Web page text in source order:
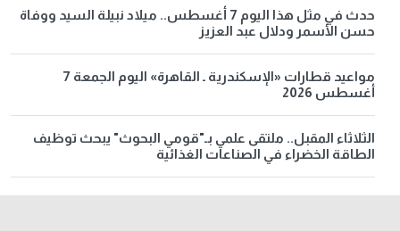
حدث في مثل هذا اليوم 7 أغسطس.. ميلاد نبيلة السيد ووفاة
حسن الأسمر ودلال عبد العزيز
مواعيد قطارات «الإسكندرية ـ القاهرة» اليوم الجمعة 7
أغسطس 2026
الثلاثاء المقبل.. ملتقى علمي بـ"قومي البحوث" يبحث توظيف
الطاقة الخضراء في الصناعات الغذائية